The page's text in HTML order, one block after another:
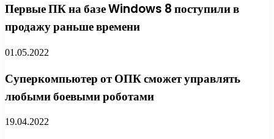
Первые ПК на базе Windows 8 поступили в
продажу раньше времени
01.05.2022
Суперкомпьютер от ОПК сможет управлять
любыми боевыми роботами
19.04.2022